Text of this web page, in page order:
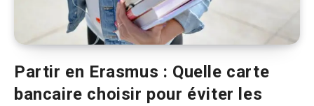
Partir en Erasmus : Quelle carte
bancaire choisir pour éviter les